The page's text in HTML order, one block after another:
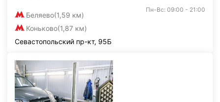
Беляево(1,59 км)
Коньково(1,87 км)
Пн-Вс: 09:00 - 21:00
Севастопольский пр-кт, 95Б